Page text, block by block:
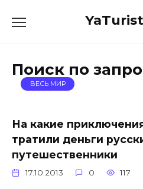
Поиск по
ВЕСЬ МИР
На какие
тратили деньги
путешественники
17.10.2013 0 117